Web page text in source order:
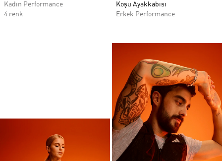
Kadın Performance
4 renk
Koşu Ayakkabısı
Erkek Performance